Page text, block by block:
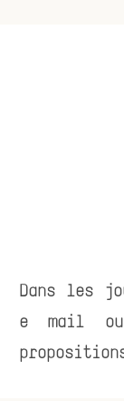
Dans les
e mail ou